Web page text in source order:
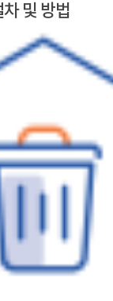
및 방법